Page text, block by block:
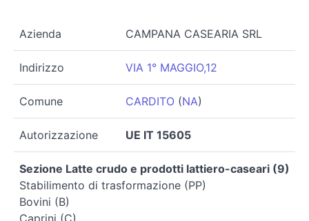
Azienda CAMPANA CASEARIA SRL
Indirizzo VIA 1° MAGGIO,12
Comune CARDITO (NA)
Autorizzazione UE IT 15605
Sezione Latte crudo e prodotti lattiero-caseari (9)
Stabilimento di trasformazione (PP)
Bovini (B)
Caprini (C)